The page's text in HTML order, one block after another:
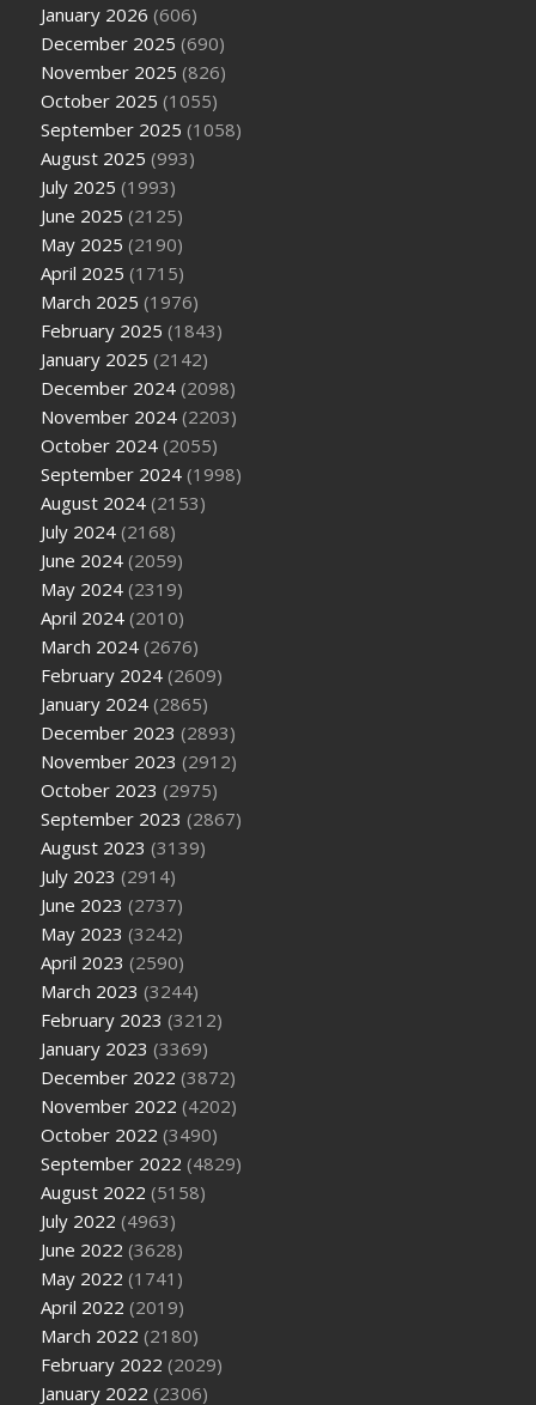
January 2026 (606)
December 2025 (690)
November 2025 (826)
October 2025 (1055)
September 2025 (1058)
August 2025 (993)
July 2025 (1993)
June 2025 (2125)
May 2025 (2190)
April 2025 (1715)
March 2025 (1976)
February 2025 (1843)
January 2025 (2142)
December 2024 (2098)
November 2024 (2203)
October 2024 (2055)
September 2024 (1998)
August 2024 (2153)
July 2024 (2168)
June 2024 (2059)
May 2024 (2319)
April 2024 (2010)
March 2024 (2676)
February 2024 (2609)
January 2024 (2865)
December 2023 (2893)
November 2023 (2912)
October 2023 (2975)
September 2023 (2867)
August 2023 (3139)
July 2023 (2914)
June 2023 (2737)
May 2023 (3242)
April 2023 (2590)
March 2023 (3244)
February 2023 (3212)
January 2023 (3369)
December 2022 (3872)
November 2022 (4202)
October 2022 (3490)
September 2022 (4829)
August 2022 (5158)
July 2022 (4963)
June 2022 (3628)
May 2022 (1741)
April 2022 (2019)
March 2022 (2180)
February 2022 (2029)
January 2022 (2306)